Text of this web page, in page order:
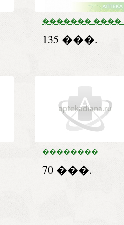
������� ����-
�������� �
135 ���.
��������
�������-����
��������� �/
70 ���.